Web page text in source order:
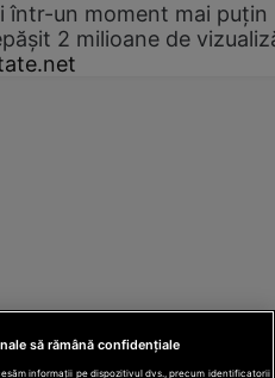
într-un moment mai puțin
2 milioane de
să rămână confidențiale
informații pe dispozitivul dvs., precum identificatorii